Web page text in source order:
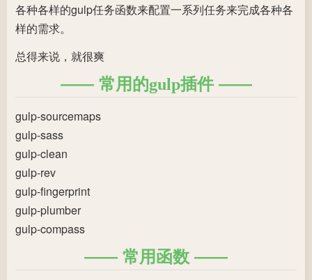
各种各样的gulp任务函数来配置一系列任务来完成各种各
样的需求。
总得来说，就很爽
常用的gulp插件
gulp-sourcemaps
gulp-sass
gulp-clean
gulp-rev
gulp-fingerprint
gulp-plumber
gulp-compass
常用函数